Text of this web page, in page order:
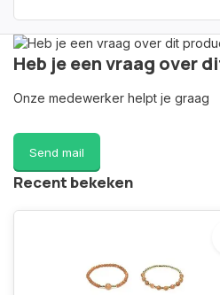
Heb je een vraag over
Onze medewerker helpt je graag
Send mail
Recent bekeken